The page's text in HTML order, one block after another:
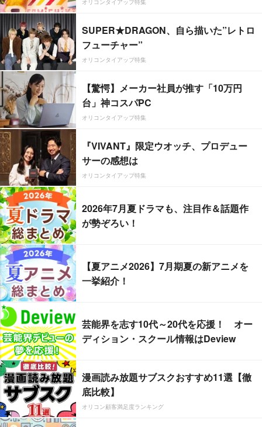
オリコンタイアップ特集
SUPER★DRAGON、自ら描いた”レトロ
フューチャー”
オリコンタイアップ特集
【驚愕】メーカー社員が推す「10万円
台」神コスパPC
オリコンタイアップ特集
『VIVANT』限定ウオッチ、プロデュー
サーの感想は
オリコンタイアップ特集
2026年7月夏ドラマも、注目作＆話題作
が勢ぞろい！
【夏アニメ2026】7月期夏の新アニメを
一挙紹介！
芸能界を志す10代～20代を応援！ オー
ディション・スクール情報はDeview
漫画読み放題サブスクおすすめ11選【徹
底比較】
オリコン顧客満足度ランキング